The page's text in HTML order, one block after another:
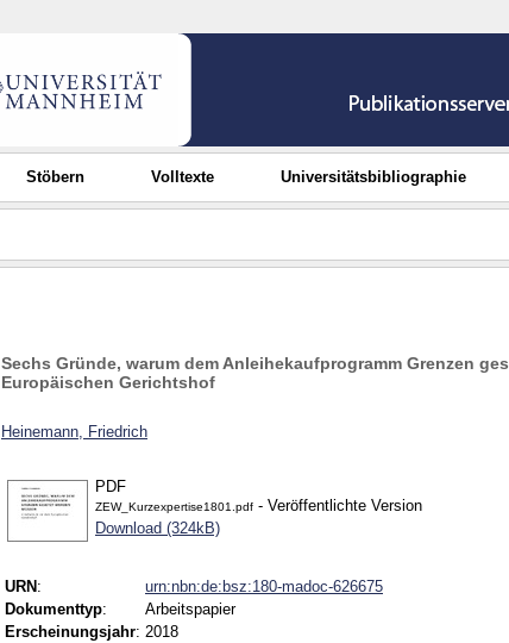
Stöbern Volltexte Universitätsbibliographie
Sechs Gründe, warum dem Anleihekaufprogramm Grenzen
Europäischen Gerichtshof
Heinemann, Friedrich
PDF
ZEW_Kurzexpertise1801.pdf - Veröffentlichte Version
Download (324kB)
URN :
urn:nbn:de:bsz:180-madoc-626675
Dokumenttyp:
Arbeitspapier
Erscheinungsjahr: 2018